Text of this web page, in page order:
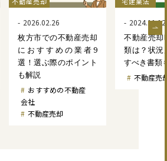
2026.02.26
枚方市での不動産売却
におすすめの業者9
選！選ぶ際のポイント
も解説
おすすめの不動産
会社
不動産売却
2024.11.12
不動産売却
類は？状況
すべき書類
不動産売